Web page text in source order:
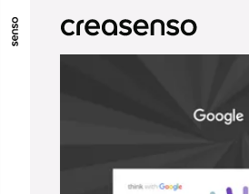
ALLER AU CONTENU PRINCIPAL